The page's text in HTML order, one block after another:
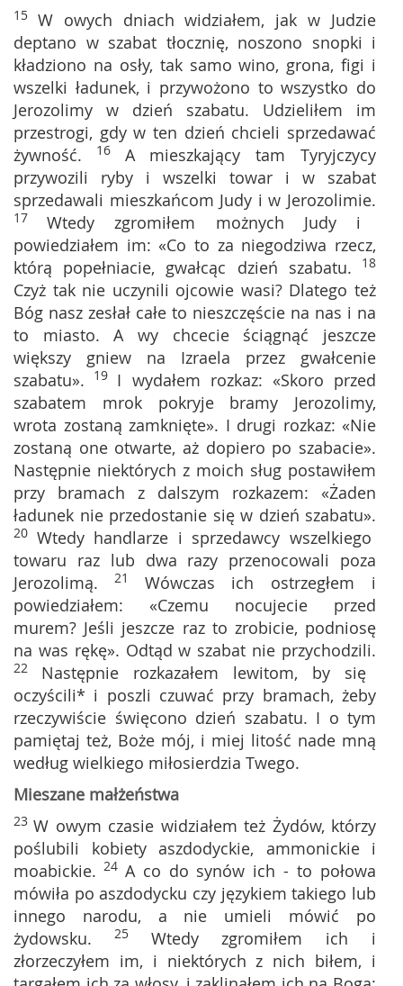
15 W owych dniach widziałem, jak w Judzie
deptano w szabat tłocznię, noszono snopki i
kładziono na osły, tak samo wino, grona, figi i
wszelki ładunek, i przywożono to wszystko do
Jerozolimy w dzień szabatu. Udzieliłem im
przestrogi, gdy w ten dzień chcieli sprzedawać
żywność. 16 A mieszkający tam Tyryjczycy
przywozili ryby i wszelki towar i w szabat
sprzedawali mieszkańcom Judy i w Jerozolimie.
17Wtedy zgromiłem możnych Judy i
powiedziałem im: «Co to za niegodziwa rzecz,
którą popełniacie, gwałcąc dzień szabatu. 18
Czyż tak nie uczynili ojcowie wasi? Dlatego też
Bóg nasz zesłał całe to nieszczęście na nas i na
to miasto. A wy chcecie ściągnąć jeszcze
większy gniew na Izraela przez gwałcenie
szabatu». 19 I wydałem rozkaz: «Skoro przed
szabatem mrok pokryje bramy Jerozolimy,
wrota zostaną zamknięte». I drugi rozkaz: «Nie
zostaną one otwarte, aż dopiero po szabacie».
Następnie niektórych z moich sług postawiłem
przy bramach z dalszym rozkazem: «Żaden
ładunek nie przedostanie się w dzień szabatu».
20 Wtedy handlarze i sprzedawcy wszelkiego
towaru raz lub dwa razy przenocowali poza
Jerozolimą. 21 Wówczas ich ostrzegłem i
powiedziałem: «Czemu nocujecie przed
murem? Jeśli jeszcze raz to zrobicie, podniosę
na was rękę». Odtąd w szabat nie przychodzili.
22 Następnie rozkazałem lewitom, by się
oczyścili* i poszli czuwać przy bramach, żeby
rzeczywiście święcono dzień szabatu. I o tym
pamiętaj też, Boże mój, i miej litość nade mną
według wielkiego miłosierdzia Twego.
Mieszane małżeństwa
23W owym czasie widziałem też Żydów, którzy
poślubili kobiety aszdodyckie, ammonickie i
moabickie. 24 A co do synów ich - to połowa
mówiła po aszdodycku czy językiem takiego lub
innego narodu, a nie umieli mówić po
żydowsku. 25 Wtedy zgromiłem ich i
złorzeczyłem im, i niektórych z nich biłem, i